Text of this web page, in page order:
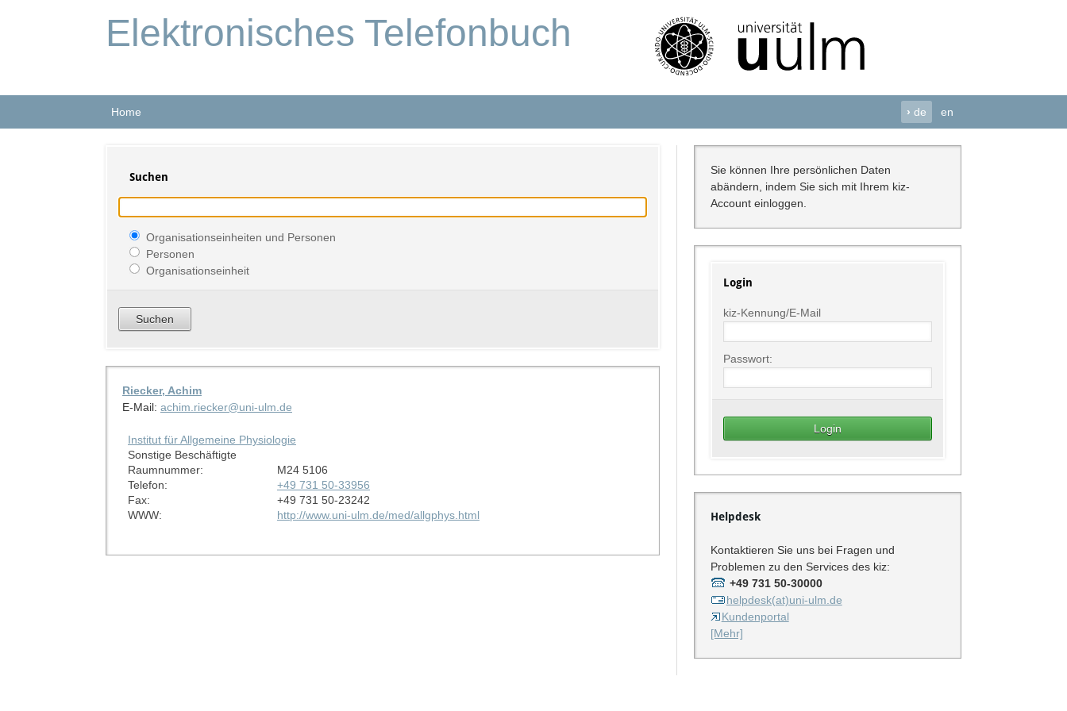
Elektronisches Telefonbuch
Home › de en
Suchen
Organisationseinheiten und Personen
Personen
Organisationseinheit
Riecker, Achim
E-Mail: achim.riecker@uni-ulm.de
Institut für Allgemeine Physiologie
Sonstige Beschäftigte
Raumnummer:
M24 5106
Telefon:
+49 731 50-33956
Fax:
+49 731 50-23242
WWW:
http://www.uni-ulm.de/med/allgphys.html
Sie können Ihre persönlichen Daten
abändern, indem Sie sich mit Ihrem kiz-
Account einloggen.
Login
kiz-Kennung/E-Mail
Passwort:
Helpdesk
Kontaktieren Sie uns bei Fragen und
Problemen zu den Services des kiz:
+49 731 50-30000
helpdesk(at)uni-ulm.de
Kundenportal
[Mehr]